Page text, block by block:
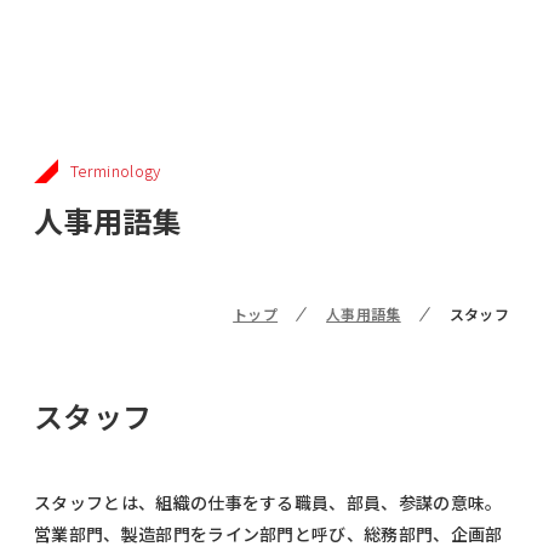
Terminology
人事用語集
トップ 人事用語集 スタッフ
スタッフ
スタッフとは、組織の仕事をする職員、部員、参謀の意味。
営業部門、製造部門をライン部門と呼び、総務部門、企画部